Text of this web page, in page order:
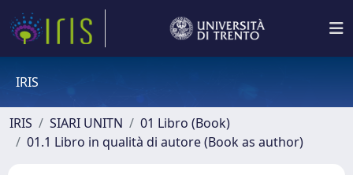
IRIS
IRIS SIARI UNITN
01 Libro (Book)
01.1 Libro in qualità di autore (Book as author)